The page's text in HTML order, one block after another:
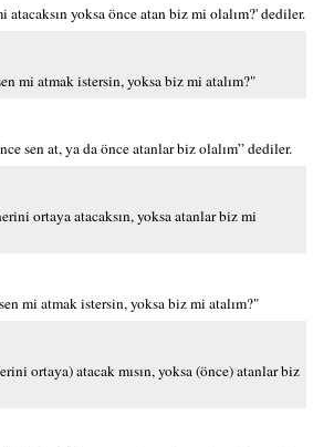
yoksa önce atan biz mi olalım?' dediler.
mi atmak istersin, yoksa biz mi atalım?"
sen at, ya da önce atanlar biz olalım” dediler.
ortaya atacaksın, yoksa atanlar biz mi
mi atmak istersin, yoksa biz mi atalım?"
ortaya) atacak mısın, yoksa (önce) atanlar biz